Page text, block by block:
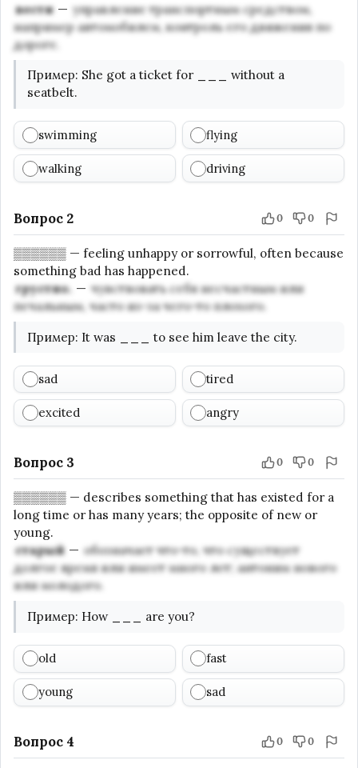
вести — управление транспортным средством,
например автомобилем, контроль его движения по
дороге.
Пример: She got a ticket for
without a
seatbelt.
swimming flying
walking driving
Вопрос 2 0 0
▒▒▒▒▒▒ —feeling unhappy or sorrowful, often because
something bad has happened.
грустно. — чувствовать себя несчастным или
печальным, часто из-за чего-то плохого.
Пример: It was to see him leave the city.
sad tired
excited angry
Вопрос 3 0 0
▒▒▒▒▒▒ — describes something that has existed for a
long time or has many years; the opposite of new or
young.
старый — обозначает что-то, что существует
долгое время или имеет много лет; антоним нового
или молодого.
Пример: How are you?
old fast
young sad
Вопрос 4 0 0